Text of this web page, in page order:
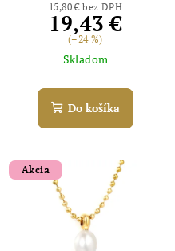
15,80 € bez DPH
19,43 €
(–24 %)
Skladom
Do košíka
Akcia